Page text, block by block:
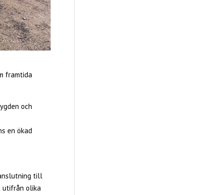
framtida
och
en ökad
till
utifrån olika